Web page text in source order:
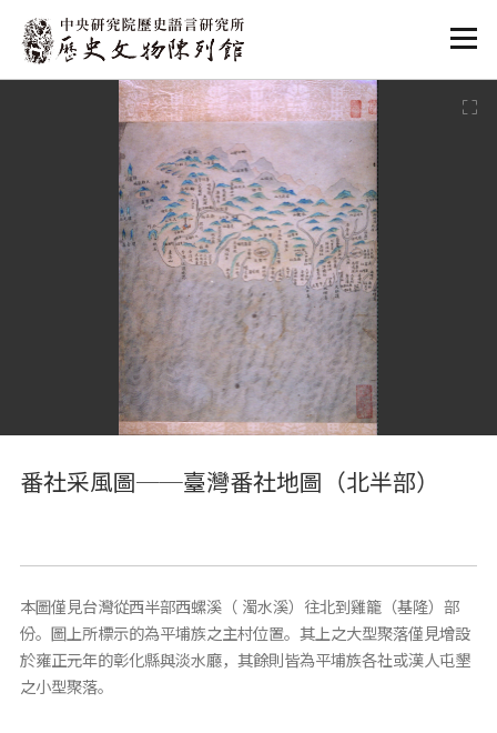
:::
番社采風圖──臺灣番社地圖（北半部）
本圖僅見台灣從西半部西螺溪（ 濁水溪）往北到雞籠（基隆）部
份。圖上所標示的為平埔族之主村位置。其上之大型聚落僅見增設
於雍正元年的彰化縣與淡水廳，其餘則皆為平埔族各社或漢人屯墾
之小型聚落。